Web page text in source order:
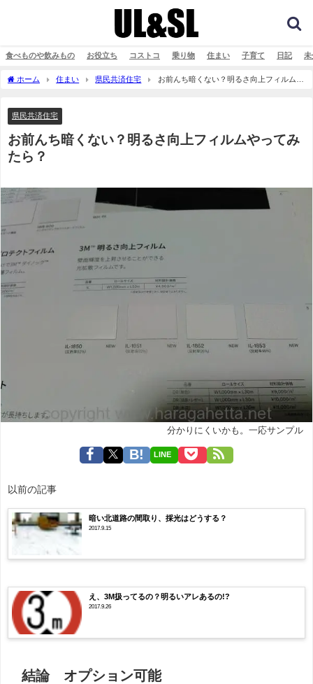
食べものや飲みもの お役立ち コストコ 乗り物 住まい 子育て 日記 未
ホーム 住まい 県民共済住宅
お前んち暗くない？明るさ向上フィルムや
県民共済住宅
お前んち暗くない？明るさ向上フィルムやってみ
たら？
分かりにくいかも。一応サンプル
LINE
以前の記事
暗い北道路の間取り、採光はどうする？
2017.9.15
え、3M扱ってるの？明るいアレあるの!?
2017.9.26
結論 オプション可能